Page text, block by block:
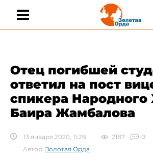
Отец погибшей
ответил на пост
спикера Народного
Баира Жамбалова​
13 января 2020, 11:28 2187
0
Автор: Золотая Орда